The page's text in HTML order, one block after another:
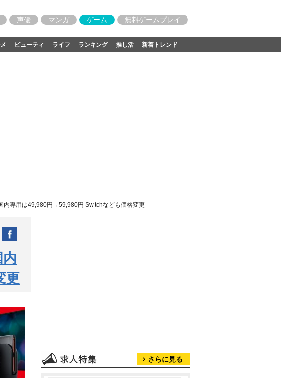
声優 マンガ ゲーム 無料ゲームプレイ
ビューティ ライフ ランキング 推し活 新着トレンド
内専用は49,980円→59,980円 Switchなども価格変更
更
さらに見る